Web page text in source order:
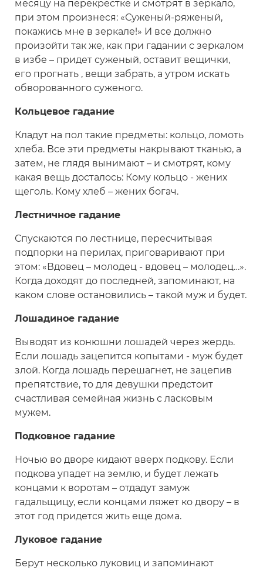
месяцу на перекрестке и смотрят в зеркало,
при этом произнеся: «Суженый-ряженый,
покажись мне в зеркале!» И все должно
произойти так же, как при гадании с зеркалом
в избе – придет суженый, оставит вещички,
его прогнать , вещи забрать, а утром искать
обворованного суженого.
Кольцевое гадание
Кладут на пол такие предметы: кольцо, ломоть
хлеба. Все эти предметы накрывают тканью, а
затем, не глядя вынимают – и смотрят, кому
какая вещь досталось: Кому кольцо - жених
щеголь. Кому хлеб – жених богач.
Лестничное гадание
Спускаются по лестнице, пересчитывая
подпорки на перилах, приговаривают при
этом: «Вдовец – молодец - вдовец – молодец…».
Когда доходят до последней, запоминают, на
каком слове остановились – такой муж и будет.
Лошадиное гадание
Выводят из конюшни лошадей через жердь.
Если лошадь зацепится копытами - муж будет
злой. Когда лошадь перешагнет, не зацепив
препятствие, то для девушки предстоит
счастливая семейная жизнь с ласковым
мужем.
Подковное гадание
Ночью во дворе кидают вверх подкову. Если
подкова упадет на землю, и будет лежать
концами к воротам – отдадут замуж
гадальщицу, если концами ляжет ко двору – в
этот год придется жить еще дома.
Луковое гадание
Берут несколько луковиц и запоминают